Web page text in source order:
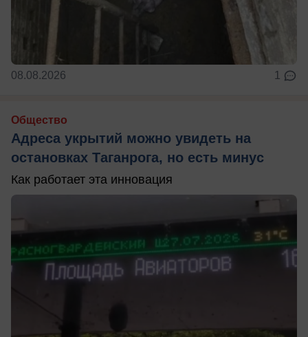
08.08.2026 1
Общество
Адреса укрытий можно увидеть на
остановках Таганрога, но есть минус
Как работает эта инновация